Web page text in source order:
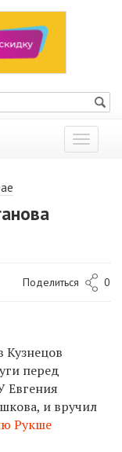
Показать
меню
Поделиться 0
Кузнецов
перед
Евгения
и вручил
Рукше